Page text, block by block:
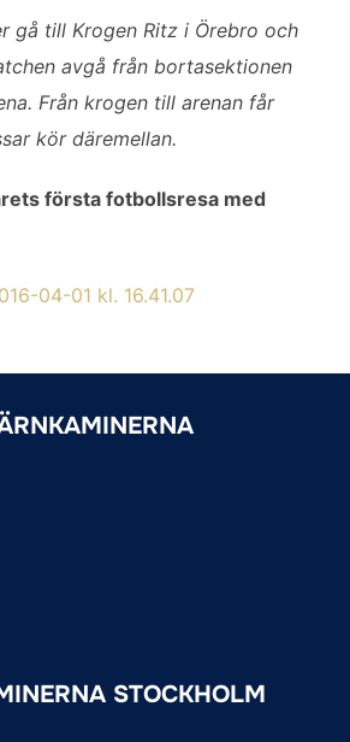
gå till Krogen Ritz i Örebro och
avgå från bortasektionen
Från krogen till arenan får
kör däremellan.
första fotbollsresa med
STOCKHOLM